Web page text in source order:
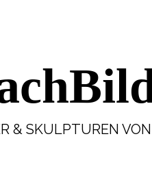
& SKULPTUREN